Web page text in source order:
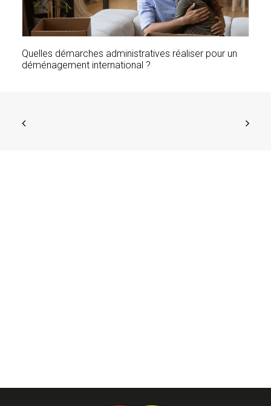
Quelles démarches administratives réaliser pour un
déménagement international ?